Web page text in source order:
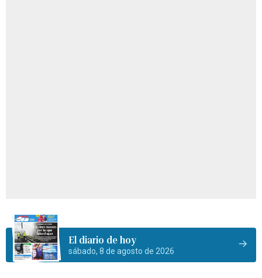
El diario de hoy
sábado, 8 de agosto de 2026